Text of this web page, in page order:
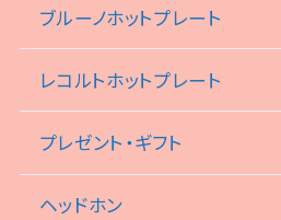
ブルーノホットプレート
レコルトホットプレート
プレゼント・ギフト
ヘッドホン